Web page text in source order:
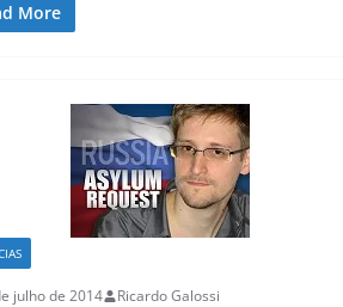
More
julho de 2014 Ricardo Galossi